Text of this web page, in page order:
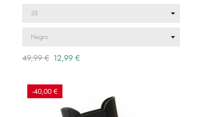
Precio
49,99 € Precio
12,99 €
-40,00 €